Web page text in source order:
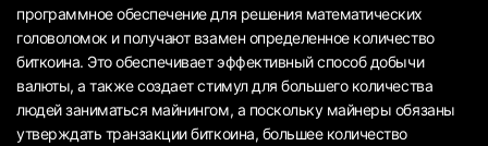
программное обеспечение для решения математических
головоломок и получают взамен определенное количество
биткоина. Это обеспечивает эффективный способ добычи
валюты, а также создает стимул для большего количества
людей заниматься майнингом, а поскольку майнеры обязаны
утверждать транзакции биткоина, большее количество